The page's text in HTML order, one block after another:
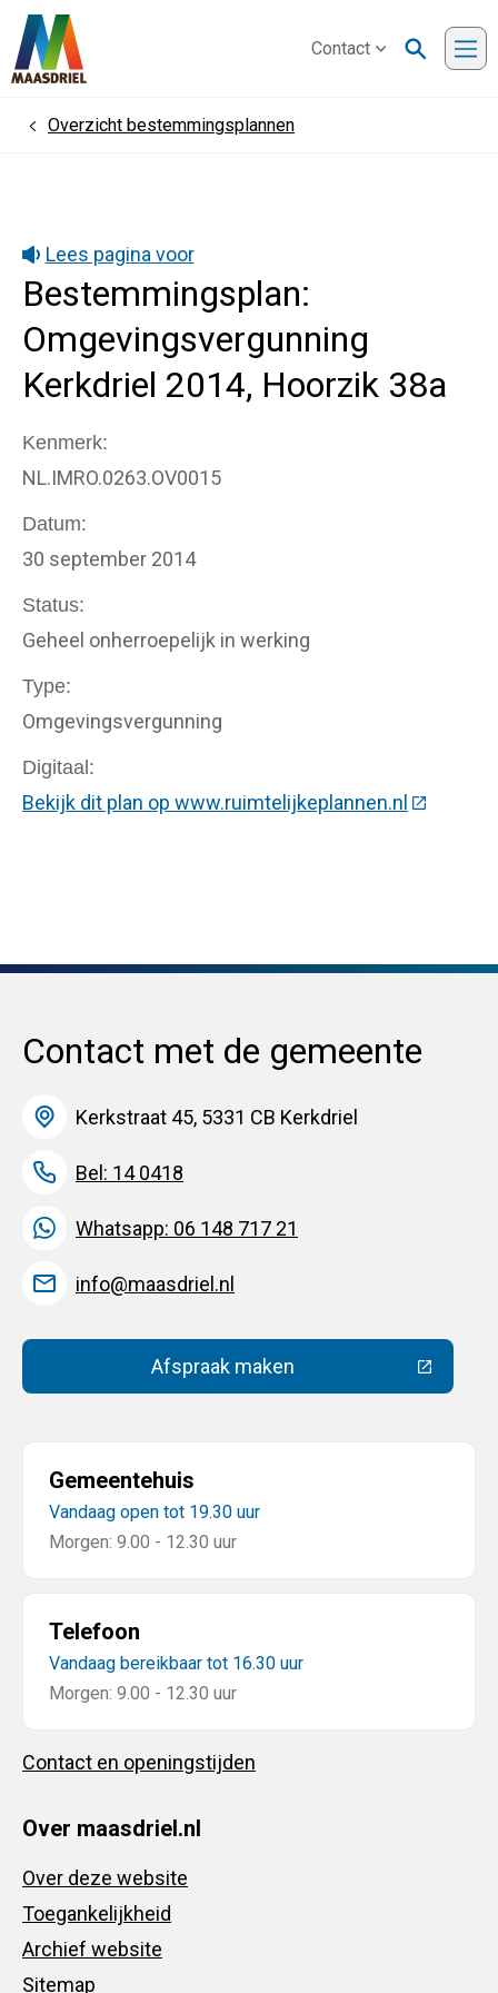
Contact
HomeOverzicht bestemmingsplannen
Lees pagina voor
Bestemmingsplan:
Omgevingsvergunning
Kerkdriel 2014, Hoorzik 38a
Kenmerk
NL.IMRO.0263.OV0015
Datum
30 september 2014
Status
Geheel onherroepelijk in werking
Type
Omgevingsvergunning
Digitaal
Bekijk dit plan op www.ruimtelijkeplannen.nl (Deze
Contact met de gemeente
Kerkstraat 45, 5331 CB Kerkdriel
Bel: 14 0418
Whatsapp: 06 148 717 21
info@maasdriel.nl
Afspraak maken(Deze link gaat naar een
Gemeentehuis
Vandaag open tot 19.30 uur
Morgen: 9.00 - 12.30 uur
Telefoon
Vandaag bereikbaar tot 16.30 uur
Morgen: 9.00 - 12.30 uur
Contact en openingstijden
Over maasdriel.nl
Over deze website
Toegankelijkheid
Archief website
Sitemap